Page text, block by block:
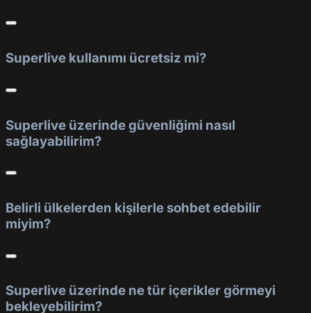
Superlive kullanımı ücretsiz mi?
Superlive üzerinde güvenliğimi nasıl
sağlayabilirim?
Belirli ülkelerden kişilerle sohbet edebilir
miyim?
Superlive üzerinde ne tür içerikler görmeyi
bekleyebilirim?